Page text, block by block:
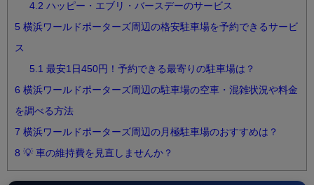
4.2 ハッピー・エブリ・バースデーのサービス
5 横浜ワールドポーターズ周辺の格安駐車場を予約できるサービ
ス
5.1 最安1日450円！予約できる最寄りの駐車場は？
6 横浜ワールドポーターズ周辺の駐車場の空車・混雑状況や料金
を調べる方法
7 横浜ワールドポーターズ周辺の月極駐車場のおすすめは？
8 💡 車の維持費を見直しませんか？